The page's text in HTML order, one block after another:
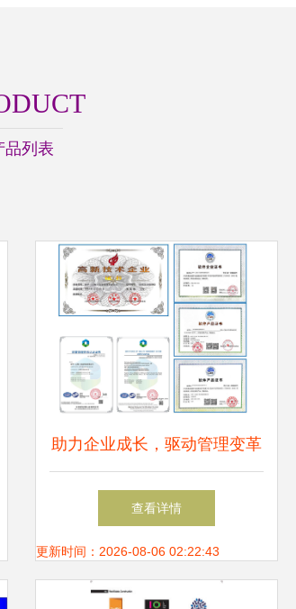
品列表
助力企业成长，驱动管理变革
——专业企业管理咨询服务简
介
查看详情
更新时间：2026-08-06 02:22:43